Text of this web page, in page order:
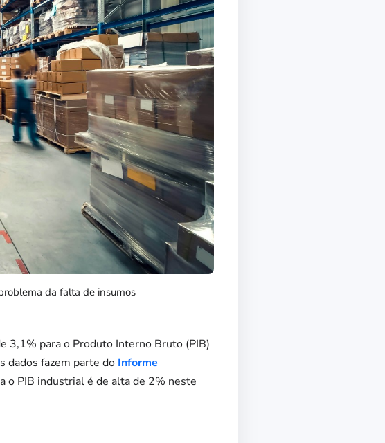
da falta de insumos
3,1% para o Produto Interno Bruto (PIB)
dados fazem parte do Informe
o PIB industrial é de alta de 2% neste